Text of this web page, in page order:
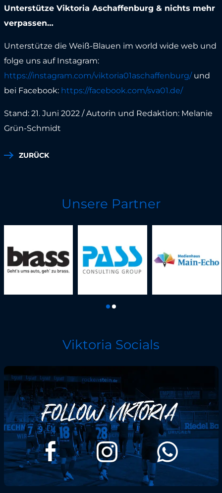
Unterstütze Viktoria Aschaffenburg & nichts mehr
verpassen…
Unterstütze die Weiß-Blauen im world wide web und
folge uns auf Instagram:
https://instagram.com/viktoria01aschaffenburg/und
bei Facebook: https://facebook.com/sva01.de/
Stand: 21. Juni 2022 / Autorin und Redaktion: Melanie
Grün-Schmidt
ZURÜCK
Unsere Partner
Viktoria Socials